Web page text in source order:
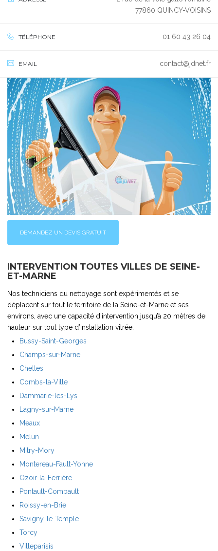
77860 QUINCY-VOISINS
TÉLÉPHONE 01 60 43 26 04
EMAIL contact@jdnet.fr
DEMANDEZ UN DEVIS GRATUIT
INTERVENTION TOUTES VILLES DE SEINE-
ET-MARNE
Nos techniciens du nettoyage sont expérimentés et se
déplacent sur tout le territoire de la Seine-et-Marne et ses
environs, avec une capacité d’intervention jusqu’à 20 mètres de
hauteur sur tout type d’installation vitrée.
Bussy-Saint-Georges
Champs-sur-Marne
Chelles
Combs-la-Ville
Dammarie-les-Lys
Lagny-sur-Marne
Meaux
Melun
Mitry-Mory
Montereau-Fault-Yonne
Ozoir-la-Ferrière
Pontault-Combault
Roissy-en-Brie
Savigny-le-Temple
Torcy
Villeparisis